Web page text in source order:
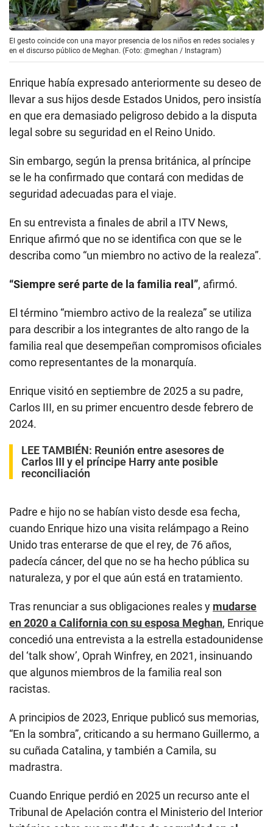
El gesto coincide con una mayor presencia de los niños en redes sociales y
en el discurso público de Meghan. (Foto: @meghan / Instagram)
Enrique había expresado anteriormente su deseo de
llevar a sus hijos desde Estados Unidos, pero insistía
en que era demasiado peligroso debido a la disputa
legal sobre su seguridad en el Reino Unido.
Sin embargo, según la prensa británica, al príncipe
se le ha confirmado que contará con medidas de
seguridad adecuadas para el viaje.
En su entrevista a finales de abril a ITV News,
Enrique afirmó que no se identifica con que se le
describa como “un miembro no activo de la realeza”.
“Siempre seré parte de la familia real”, afirmó.
El término “miembro activo de la realeza” se utiliza
para describir a los integrantes de alto rango de la
familia real que desempeñan compromisos oficiales
como representantes de la monarquía.
Enrique visitó en septiembre de 2025 a su padre,
Carlos III, en su primer encuentro desde febrero de
2024.
LEE TAMBIÉN: Reunión entre asesores de
Carlos III y el príncipe Harry ante posible
reconciliación
Padre e hijo no se habían visto desde esa fecha,
cuando Enrique hizo una visita relámpago a Reino
Unido tras enterarse de que el rey, de 76 años,
padecía cáncer, del que no se ha hecho pública su
naturaleza, y por el que aún está en tratamiento.
Tras renunciar a sus obligaciones reales y mudarse
en 2020 a California con su esposa Meghan, Enrique
concedió una entrevista a la estrella estadounidense
del ‘talk show’, Oprah Winfrey, en 2021, insinuando
que algunos miembros de la familia real son
racistas.
A principios de 2023, Enrique publicó sus memorias,
“En la sombra”, criticando a su hermano Guillermo, a
su cuñada Catalina, y también a Camila, su
madrastra.
Cuando Enrique perdió en 2025 un recurso ante el
Tribunal de Apelación contra el Ministerio del Interior